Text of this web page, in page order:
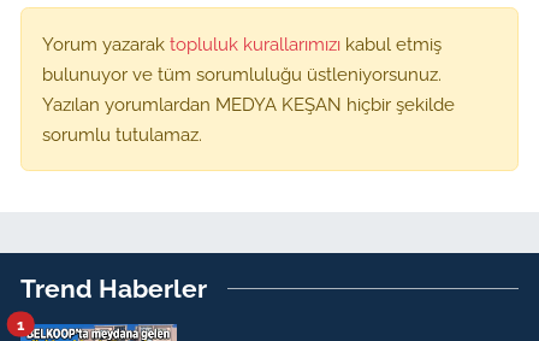
Yorum yazarak topluluk kurallarımızı kabul etmiş
bulunuyor ve tüm sorumluluğu üstleniyorsunuz.
Yazılan yorumlardan MEDYA KEŞAN hiçbir şekilde
sorumlu tutulamaz.
Trend Haberler
1